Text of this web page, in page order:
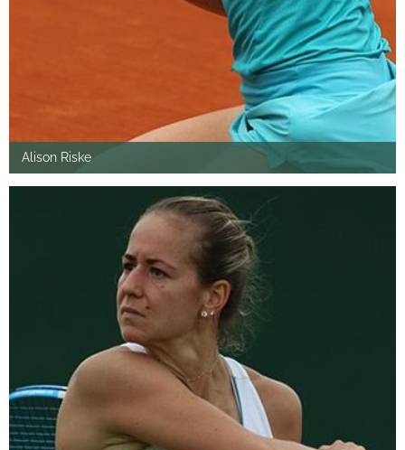
Alison Riske